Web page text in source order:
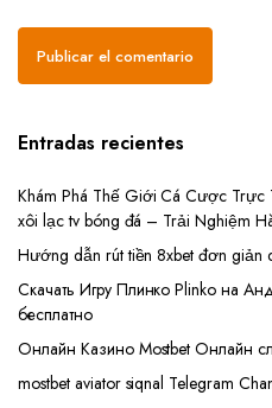
Entradas recientes
Khám Phá Thế Giới Cá Cược Trực
xôi lạc tv bóng đá – Trải Nghiệm
Hướng dẫn rút tiền 8xbet đơn giản
Скачать Игру Плинко Plinko на
бесплатно
Онлайн Казино Mostbet Онлайн
mostbet aviator siqnal Telegram